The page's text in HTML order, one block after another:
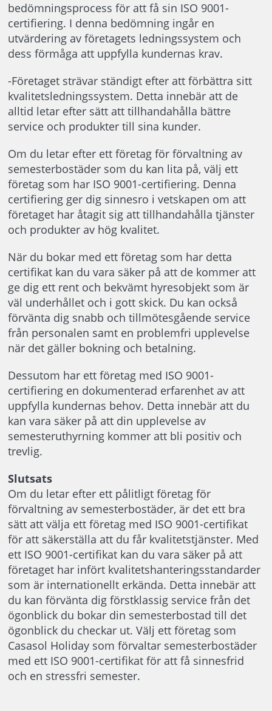
bedömningsprocess för att få sin ISO 9001-
certifiering. I denna bedömning ingår en
utvärdering av företagets ledningssystem och
dess förmåga att uppfylla kundernas krav.
-Företaget strävar ständigt efter att förbättra sitt
kvalitetsledningssystem. Detta innebär att de
alltid letar efter sätt att tillhandahålla bättre
service och produkter till sina kunder.
Om du letar efter ett företag för förvaltning av
semesterbostäder som du kan lita på, välj ett
företag som har ISO 9001-certifiering. Denna
certifiering ger dig sinnesro i vetskapen om att
företaget har åtagit sig att tillhandahålla tjänster
och produkter av hög kvalitet.
När du bokar med ett företag som har detta
certifikat kan du vara säker på att de kommer att
ge dig ett rent och bekvämt hyresobjekt som är
väl underhållet och i gott skick. Du kan också
förvänta dig snabb och tillmötesgående service
från personalen samt en problemfri upplevelse
när det gäller bokning och betalning.
Dessutom har ett företag med ISO 9001-
certifiering en dokumenterad erfarenhet av att
uppfylla kundernas behov. Detta innebär att du
kan vara säker på att din upplevelse av
semesteruthyrning kommer att bli positiv och
trevlig.
Slutsats
Om du letar efter ett pålitligt företag för
förvaltning av semesterbostäder, är det ett bra
sätt att välja ett företag med ISO 9001-certifikat
för att säkerställa att du får kvalitetstjänster. Med
ett ISO 9001-certifikat kan du vara säker på att
företaget har infört kvalitetshanteringsstandarder
som är internationellt erkända. Detta innebär att
du kan förvänta dig förstklassig service från det
ögonblick du bokar din semesterbostad till det
ögonblick du checkar ut. Välj ett företag som
Casasol Holiday som förvaltar semesterbostäder
med ett ISO 9001-certifikat för att få sinnesfrid
och en stressfri semester.